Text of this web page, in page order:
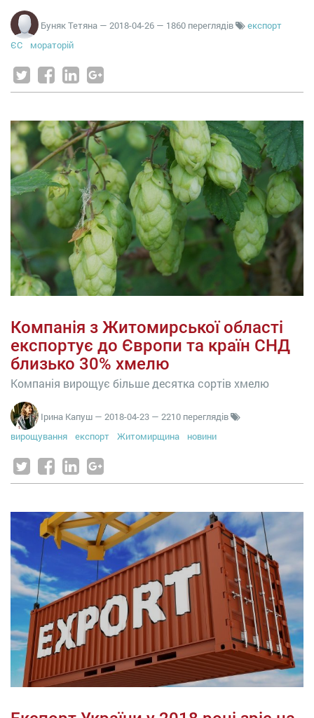
Буняк Тетяна — 2018-04-26 — 1860 переглядів
експорт
ЄС
мораторій
Компанія з Житомирської області
експортує до Європи та країн СНД
близько 30% хмелю
Компанія вирощує більше десятка сортів хмелю
Ірина Капуш — 2018-04-23 — 2210 переглядів
вирощування
експорт Житомирщина новини